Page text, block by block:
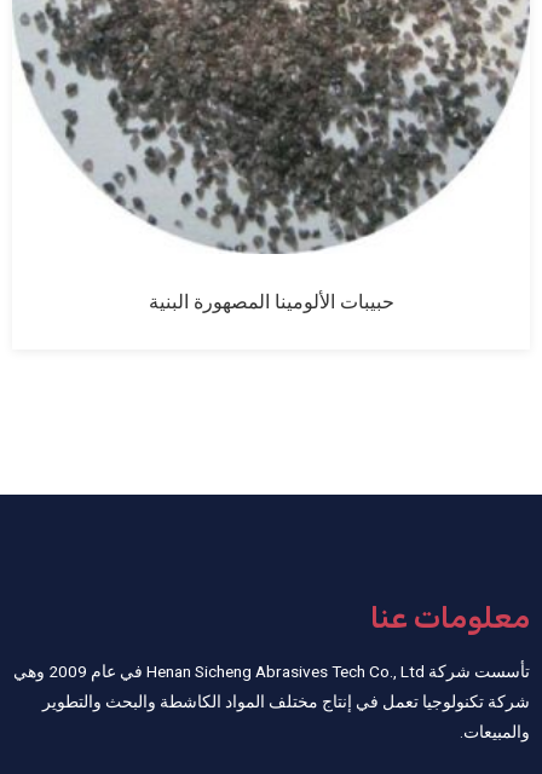
حبيبات الألومينا المصهورة البنية
معلومات عنا
تأسست شركة Henan Sicheng Abrasives Tech Co., Ltd في عام 2009 وهي
شركة تكنولوجيا تعمل في إنتاج مختلف المواد الكاشطة والبحث والتطوير
والمبيعات.